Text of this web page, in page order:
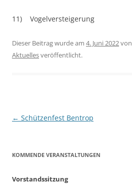
11) Vogelversteigerung
Dieser Beitrag wurde am 4. Juni 2022von
Aktuellesveröffentlicht.
Beitragsnavigation
← Schützenfest Bentrop
KOMMENDE VERANSTALTUNGEN
Vorstandssitzung